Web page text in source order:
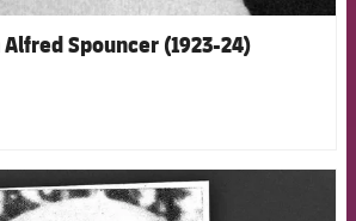
Spouncer (1923-24)
FCB Barcelona badge